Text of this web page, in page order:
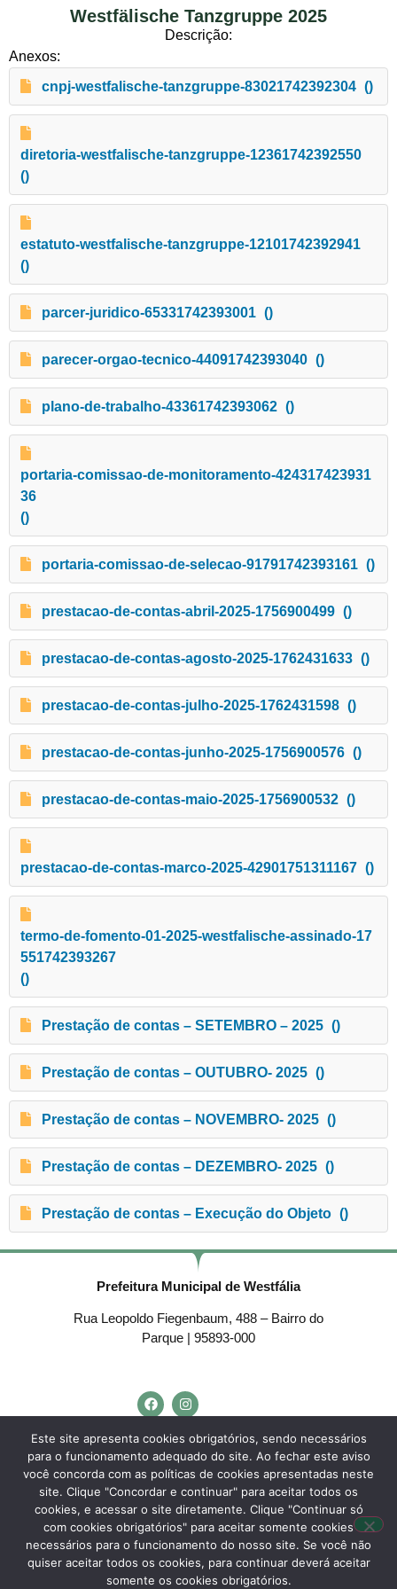
Westfälische Tanzgruppe 2025
Descrição:
Anexos:
cnpj-westfalische-tanzgruppe-83021742392304 ()
diretoria-westfalische-tanzgruppe-12361742392550
()
estatuto-westfalische-tanzgruppe-12101742392941
()
parcer-juridico-65331742393001 ()
parecer-orgao-tecnico-44091742393040 ()
plano-de-trabalho-43361742393062 ()
portaria-comissao-de-monitoramento-424317423931
36
()
portaria-comissao-de-selecao-91791742393161 ()
prestacao-de-contas-abril-2025-1756900499 ()
prestacao-de-contas-agosto-2025-1762431633 ()
prestacao-de-contas-julho-2025-1762431598 ()
prestacao-de-contas-junho-2025-1756900576 ()
prestacao-de-contas-maio-2025-1756900532 ()
prestacao-de-contas-marco-2025-42901751311167 ()
termo-de-fomento-01-2025-westfalische-assinado-17
551742393267
()
Prestação de contas – SETEMBRO – 2025 ()
Prestação de contas – OUTUBRO- 2025 ()
Prestação de contas – NOVEMBRO- 2025 ()
Prestação de contas – DEZEMBRO- 2025 ()
Prestação de contas – Execução do Objeto ()
Prefeitura Municipal de Westfália
Rua Leopoldo Fiegenbaum, 488 – Bairro do
Parque | 95893-000
E-mail:westfalia@westfalia.rs.gov.br
Horário de Atendimento:
Segunda a sexta-feira:
Das 7h30 às 11h30 13h às 17h.
Este site apresenta cookies obrigatórios, sendo necessários
para o funcionamento adequado do site. Ao fechar este aviso
você concorda com as políticas de cookies apresentadas neste
site. Clique "Concordar e continuar" para aceitar todos os
cookies, e acessar o site diretamente. Clique "Continuar só
com cookies obrigatórios" para aceitar somente cookies
necessários para o funcionamento do nosso site. Se você não
quiser aceitar todos os cookies, para continuar deverá aceitar
somente os cookies obrigatórios.